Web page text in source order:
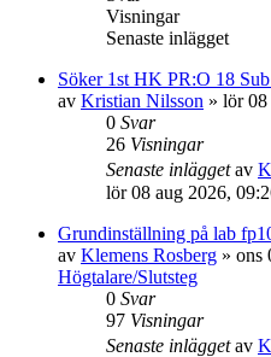
Visningar
Senaste inlägget
Söker 1st HK PR:O 18
av Kristian Nilsson » lör 08
0 Svar
26 Visningar
Senaste inläggetav
lör 08 aug 2026,
Grundinställning på lab
av Klemens Rosberg » ons
Högtalare/Slutsteg
0 Svar
97 Visningar
Senaste inläggetav